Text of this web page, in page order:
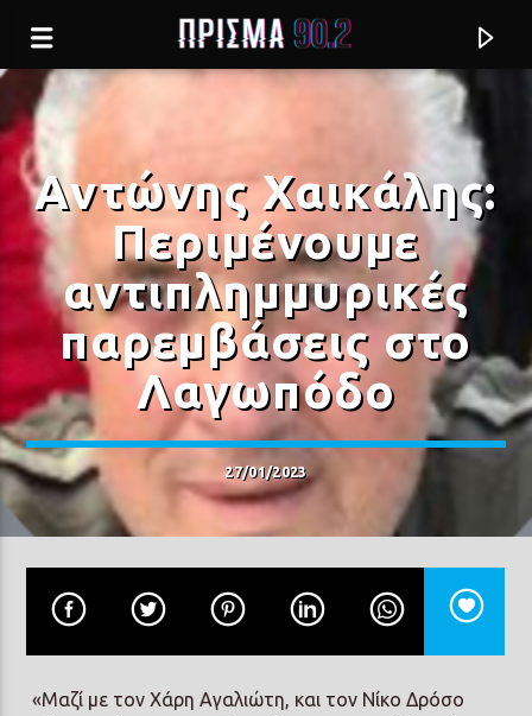
Current track
Σύνδεση με RealFm
Prisma Radio 90,2
Aντώνης Χαικάλης:
Περιμένουμε
αντιπλημμυρικές
παρεμβάσεις στο
Λαγωπόδο
27/01/2023
«Μαζί με τον Χάρη Αγαλιώτη, και τον Νίκο Δρόσο